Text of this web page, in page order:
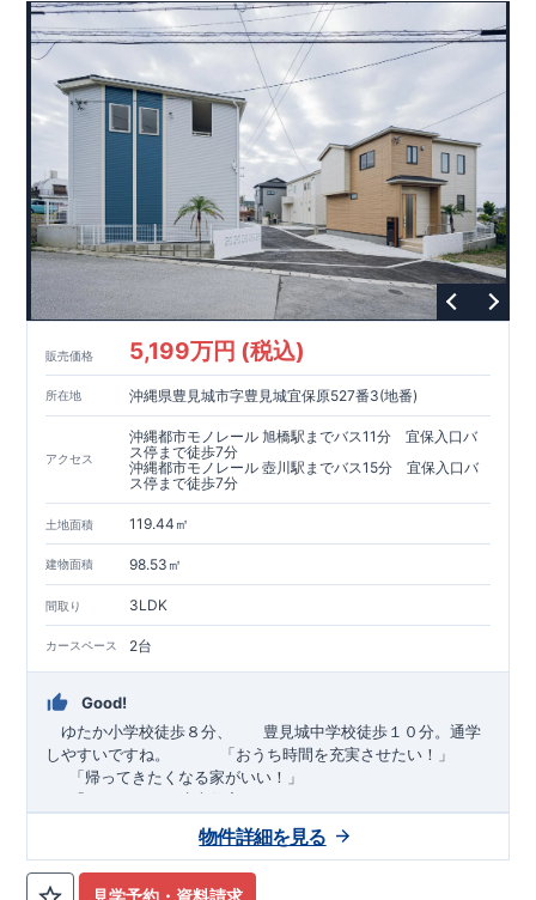
販売価格 5,199万円 (税込)
所在地 沖縄県豊見城市字豊見城宜保原527番3(地番)
アクセス
沖縄都市モノレール 旭橋駅までバス11分 宜保入口バ
ス停まで徒歩7分
沖縄都市モノレール 壺川駅までバス15分 宜保入口バ
ス停まで徒歩7分
土地面積 119.44㎡
建物面積 98.53㎡
間取り 3LDK
カースペース 2台
Good!
ゆたか小学校徒歩８分、 豊見城中学校徒歩１０分。通学
しやすいですね。
「おうち時間を充実させたい！」
「帰ってきたくなる家がいい！」
「おしゃれなら建売住宅もありかも！」
TEL:098-860-2201（火・水曜日定休日、年末年始休み）
■オプションではありません！全棟標準搭載
物件詳細を見る